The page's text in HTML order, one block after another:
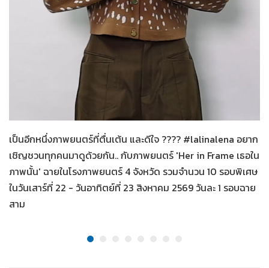
06-08-2569
Her in Frame เธอในภาพนั้น
เป็นอีกหนึ่งภาพยนตร์ที่ตื่นเต้น และดีใจ ???? #lalinalena อยาก
เชิญชวนทุกคนมาดูด้วยกัน.. กับภาพยนตร์ 'Her in Frame เธอใน
ภาพนั้น' ฉายในโรงภาพยนตร์ 4 จังหวัด รวมจำนวน 10 รอบพิเศษ
ในวันเสาร์ที่ 22 - วันอาทิตย์ที่ 23 สิงหาคม 2569 วันละ 1 รอบฉาย
สาม